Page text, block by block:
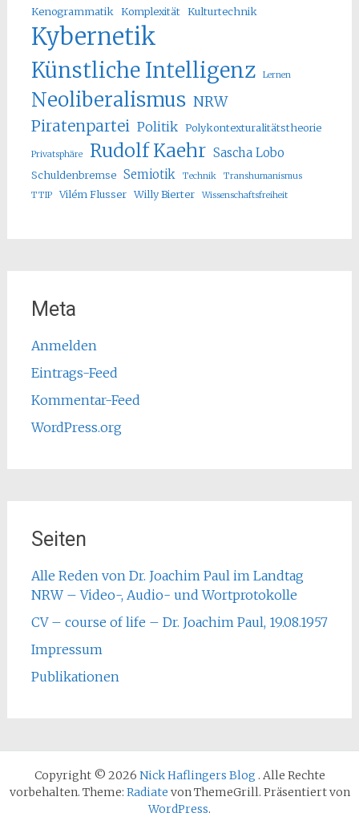
Kenogrammatik Komplexität Kulturtechnik
Kybernetik
Künstliche Intelligenz Lernen
Neoliberalismus NRW
Piratenpartei Politik Polykontexturalitätstheorie
Privatsphäre Rudolf Kaehr Sascha Lobo
Schuldenbremse Semiotik Technik
Transhumanismus
TTIP
Vilém Flusser Willy Bierter Wissenschaftsfreiheit
Meta
Anmelden
Eintrags-Feed
Kommentar-Feed
WordPress.org
Seiten
Alle Reden von Dr. Joachim Paul im Landtag
NRW – Video-, Audio- und Wortprotokolle
CV – course of life – Dr. Joachim Paul, 19.08.1957
Impressum
Publikationen
Copyright © 2026 Nick Haflingers Blog . Alle Rechte
vorbehalten. Theme: Radiate von ThemeGrill. Präsentiert von
WordPress.